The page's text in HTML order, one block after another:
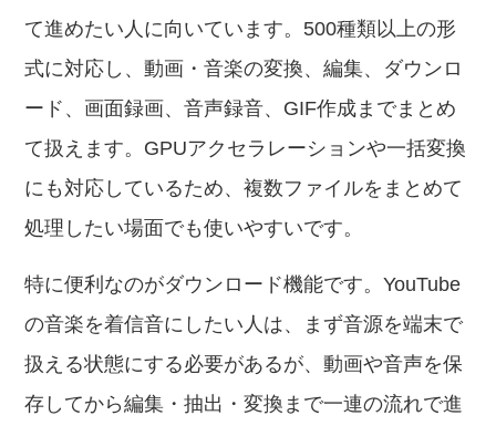
て進めたい人に向いています。500種類以上の形
式に対応し、動画・音楽の変換、編集、ダウンロ
ード、画面録画、音声録音、GIF作成までまとめ
て扱えます。GPUアクセラレーションや一括変換
にも対応しているため、複数ファイルをまとめて
処理したい場面でも使いやすいです。
特に便利なのがダウンロード機能です。YouTube
の音楽を着信音にしたい人は、まず音源を端末で
扱える状態にする必要があるが、動画や音声を保
存してから編集・抽出・変換まで一連の流れで進